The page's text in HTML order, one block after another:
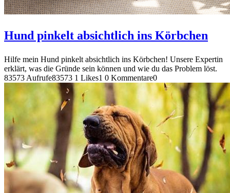
Hund pinkelt absichtlich ins Körbchen
Hilfe mein Hund pinkelt absichtlich ins Körbchen! Unsere Expertin
erklärt, was die Gründe sein können und wie du das Problem löst.
83573 Aufrufe83573 1 Likes1 0 Kommentare0